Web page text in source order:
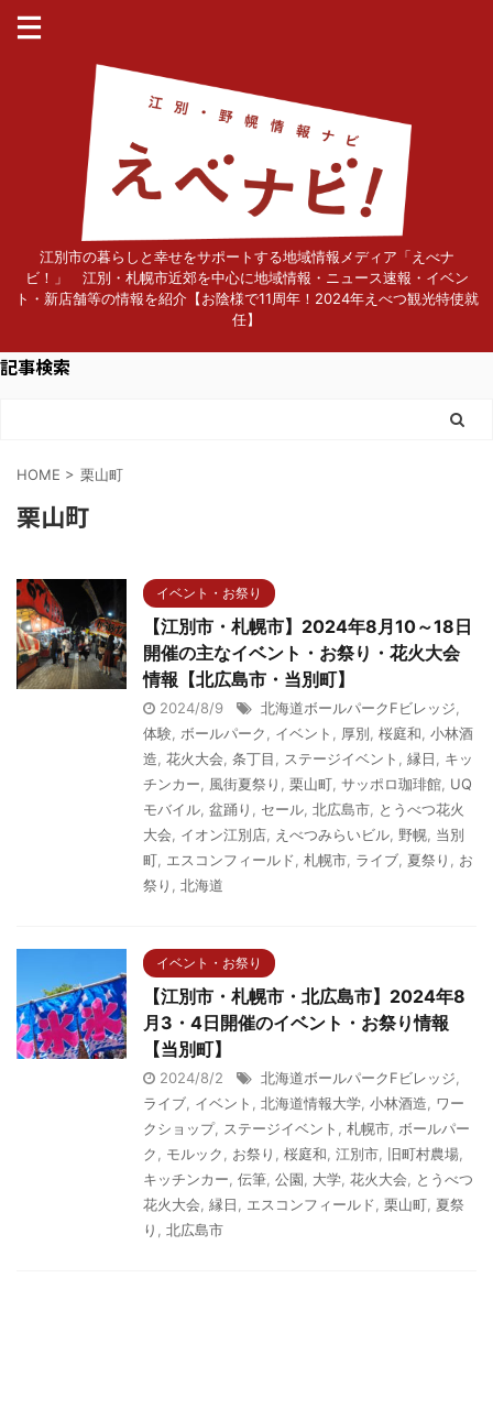
江別市の暮らしと幸せをサポートする地域情報メディア「えべナ
ビ！」 江別・札幌市近郊を中心に地域情報・ニュース速報・イベン
ト・新店舗等の情報を紹介【お陰様で11周年！2024年えべつ観光特使就
任】
記事検索
HOME > 栗山町
栗山町
イベント・お祭り
【江別市・札幌市】2024年8月10～18日
開催の主なイベント・お祭り・花火大会
情報【北広島市・当別町】
2024/8/9 北海道ボールパークFビレッジ,
体験, ボールパーク, イベント , 厚別, 桜庭和, 小林酒
造, 花火大会, 条丁目, ステージイベント , 縁日, キッ
チンカー, 風街夏祭り , 栗山町, サッポロ珈琲館, UQ
モバイル, 盆踊り , セール, 北広島市, とうべつ花火
大会, イオン江別店, えべつみらいビル, 野幌, 当別
町, エスコンフィールド, 札幌市, ライブ, 夏祭り , お
祭り , 北海道
イベント・お祭り
【江別市・札幌市・北広島市】2024年8
月3・4日開催のイベント・お祭り情報
【当別町】
2024/8/2 北海道ボールパークFビレッジ,
ライブ, イベント , 北海道情報大学, 小林酒造, ワー
クショップ, ステージイベント , 札幌市, ボールパー
ク, モルック, お祭り , 桜庭和, 江別市, 旧町村農場,
キッチンカー, 伝筆, 公園, 大学, 花火大会, とうべつ
花火大会, 縁日, エスコンフィールド, 栗山町, 夏祭
り , 北広島市